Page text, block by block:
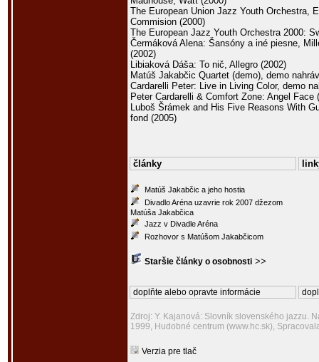
The European Union Jazz Youth Orchestra,
Commision (2000)
The European Jazz Youth Orchestra 2000:
Čermáková Alena: Šansóny a iné piesne,
(2002)
Libiaková Dáša: To nič, Allegro (2002)
Matúš Jakabčic Quartet (demo), demo
Cardarelli Peter: Live in Living Color, demo
Peter Cardarelli & Comfort Zone: Angel Face
Luboš Šrámek and His Five Reasons With
fond (2005)
články
Matúš Jakabčic a jeho hostia
Divadlo Aréna uzavrie rok 2007 džezom
Matúša Jakabčica
Jazz v Divadle Aréna
Rozhovor s Matúšom Jakabčicom
Staršie články o osobnosti >>
doplňte alebo opravte informácie
Zdroj: Y. Kajanová: Slovník slovenského jazzu.
1999, Hudobné centrum (www.hc.sk),
Verzia pre tlač